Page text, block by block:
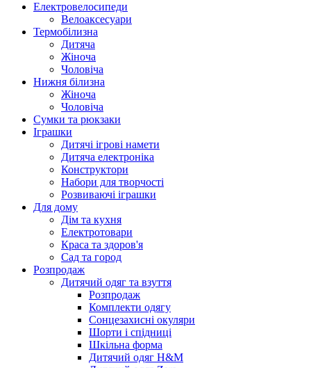
Електровелосипеди
Велоаксесуари
Термобілизна
Дитяча
Жіноча
Чоловіча
Нижня білизна
Жіноча
Чоловіча
Сумки та рюкзаки
Іграшки
Дитячі ігрові намети
Дитяча електроніка
Конструктори
Набори для творчості
Розвиваючі іграшки
Для дому
Дім та кухня
Електротовари
Краса та здоров'я
Сад та город
Розпродаж
Дитячий одяг та взуття
Розпродаж
Комплекти одягу
Сонцезахисні окуляри
Шорти і спідниці
Шкільна форма
Дитячий одяг H&M